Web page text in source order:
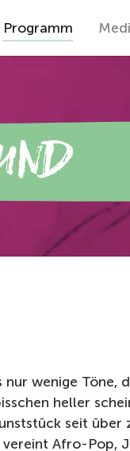
Programm
wenige Töne,
heller
seit über
Afro-Pop,